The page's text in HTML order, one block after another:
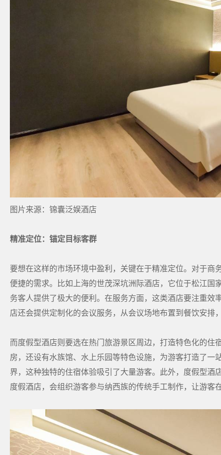
图片来源：锦囊泛娱酒店
精准定位：锚定目标客群
要想在这样的市场环境中盈利，关键在于精准定位。对于
便捷的需求。比如上海的世茂深坑洲际酒店，它位于松江
务客人提供了极大的便利。在服务方面，这类酒店要注重
店还会提供定制化的会议服务，从会议场地布置到餐饮安排
而度假型酒店则要选在热门旅游景区周边，打造特色化的
房，还设有水族馆、水上乐园等特色设施，为游客打造了
界，这种独特的住宿体验吸引了大量游客。此外，度假型
度假酒店，会组织游客参与纳西族的传统手工制作，让游客